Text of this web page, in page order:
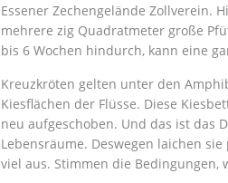
Essener Zechengelände Zollverein.
mehrere zig Quadratmeter große
bis 6 Wochen hindurch, kann eine
Kreuzkröten gelten unter den
Kiesflächen der Flüsse. Diese
neu aufgeschoben. Und das ist das
Lebensräume. Deswegen laichen
viel aus. Stimmen die Bedingungen,